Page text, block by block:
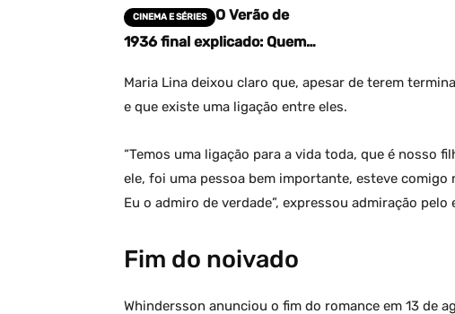
CINEMA E SÉRIES
O Verão de
1936 final explicado: Quem
Maria Lina deixou claro que, apesar de terem
e que existe uma ligação entre eles.
“Temos uma ligação para a vida toda, que é nosso
ele, foi uma pessoa bem importante, esteve
Eu o admiro de verdade”, expressou admiração pelo
Fim do noivado
Whindersson anunciou o fim do romance em 13 de